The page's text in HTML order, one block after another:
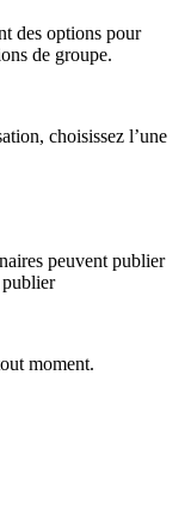
des options pour
de groupe.
choisissez l’une
peuvent publier
publier
moment.